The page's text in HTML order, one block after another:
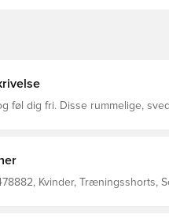
føl dig fri. Disse rummelige,
Kvinder, Træningsshorts,